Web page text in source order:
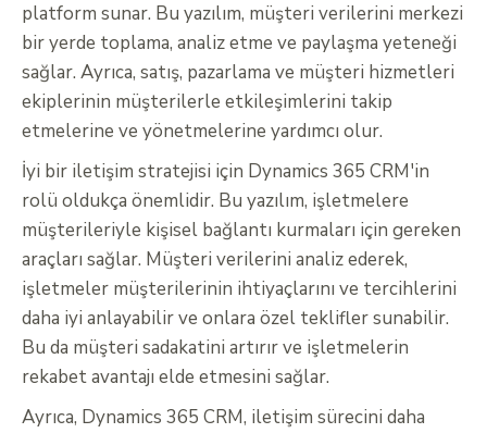
platform sunar. Bu yazılım, müşteri verilerini merkezi
bir yerde toplama, analiz etme ve paylaşma yeteneği
sağlar. Ayrıca, satış, pazarlama ve müşteri hizmetleri
ekiplerinin müşterilerle etkileşimlerini takip
etmelerine ve yönetmelerine yardımcı olur.
İyi bir iletişim stratejisi için Dynamics 365 CRM'in
rolü oldukça önemlidir. Bu yazılım, işletmelere
müşterileriyle kişisel bağlantı kurmaları için gereken
araçları sağlar. Müşteri verilerini analiz ederek,
işletmeler müşterilerinin ihtiyaçlarını ve tercihlerini
daha iyi anlayabilir ve onlara özel teklifler sunabilir.
Bu da müşteri sadakatini artırır ve işletmelerin
rekabet avantajı elde etmesini sağlar.
Ayrıca, Dynamics 365 CRM, iletişim sürecini daha